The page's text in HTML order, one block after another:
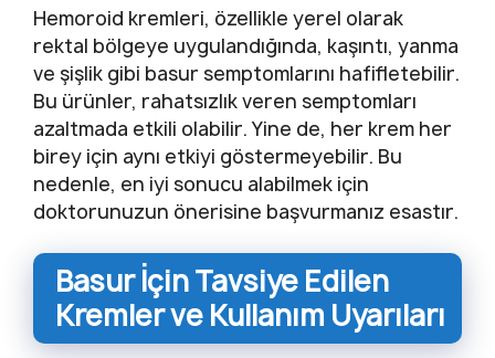
Hemoroid kremleri, özellikle yerel olarak
rektal bölgeye uygulandığında, kaşıntı, yanma
ve şişlik gibi basur semptomlarını hafifletebilir.
Bu ürünler, rahatsızlık veren semptomları
azaltmada etkili olabilir. Yine de, her krem her
birey için aynı etkiyi göstermeyebilir. Bu
nedenle, en iyi sonucu alabilmek için
doktorunuzun önerisine başvurmanız esastır.
Basur İçin Tavsiye Edilen
Kremler ve Kullanım Uyarıları